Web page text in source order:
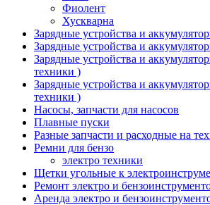
Фиолент
Хускварна
Зарядные устройства и
Зарядные устройства и
Зарядные устройства и
техники )
Зарядные устройства и
техники )
Насосы, запчасти для насосов
Плавные пуски
Разные запчасти и расходные на
Ремни для бензо
электро техники
Щетки угольные к
Ремонт электро и
Аренда электро и